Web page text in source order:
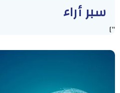
سبر أراء
"]